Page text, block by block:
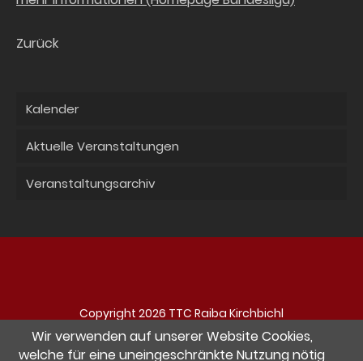
Zurück
Kalender
Aktuelle Veranstaltungen
Veranstaltungsarchiv
Copyright 2026 TTC Raiba Kirchbichl
Navigation
überspringen
Impressum Datenschutz Kontakt
Wir verwenden auf unserer Website Cookies,
welche für eine uneingeschränkte Nutzung nötig